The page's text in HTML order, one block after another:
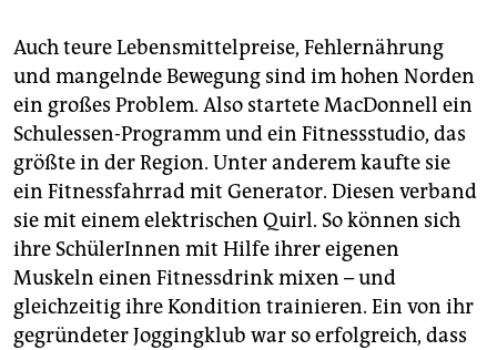
Auch teure Lebensmittelpreise, Fehlernährung
und mangelnde Bewegung sind im hohen Norden
ein großes Problem. Also startete MacDonnell ein
Schulessen-Programm und ein Fitnessstudio, das
größte in der Region. Unter anderem kaufte sie
ein Fitnessfahrrad mit Generator. Diesen verband
sie mit einem elektrischen Quirl. So können sich
ihre SchülerInnen mit Hilfe ihrer eigenen
Muskeln einen Fitnessdrink mixen – und
gleichzeitig ihre Kondition ­trainieren. Ein von ihr
gegründeter Joggingklub war so erfolgreich, dass